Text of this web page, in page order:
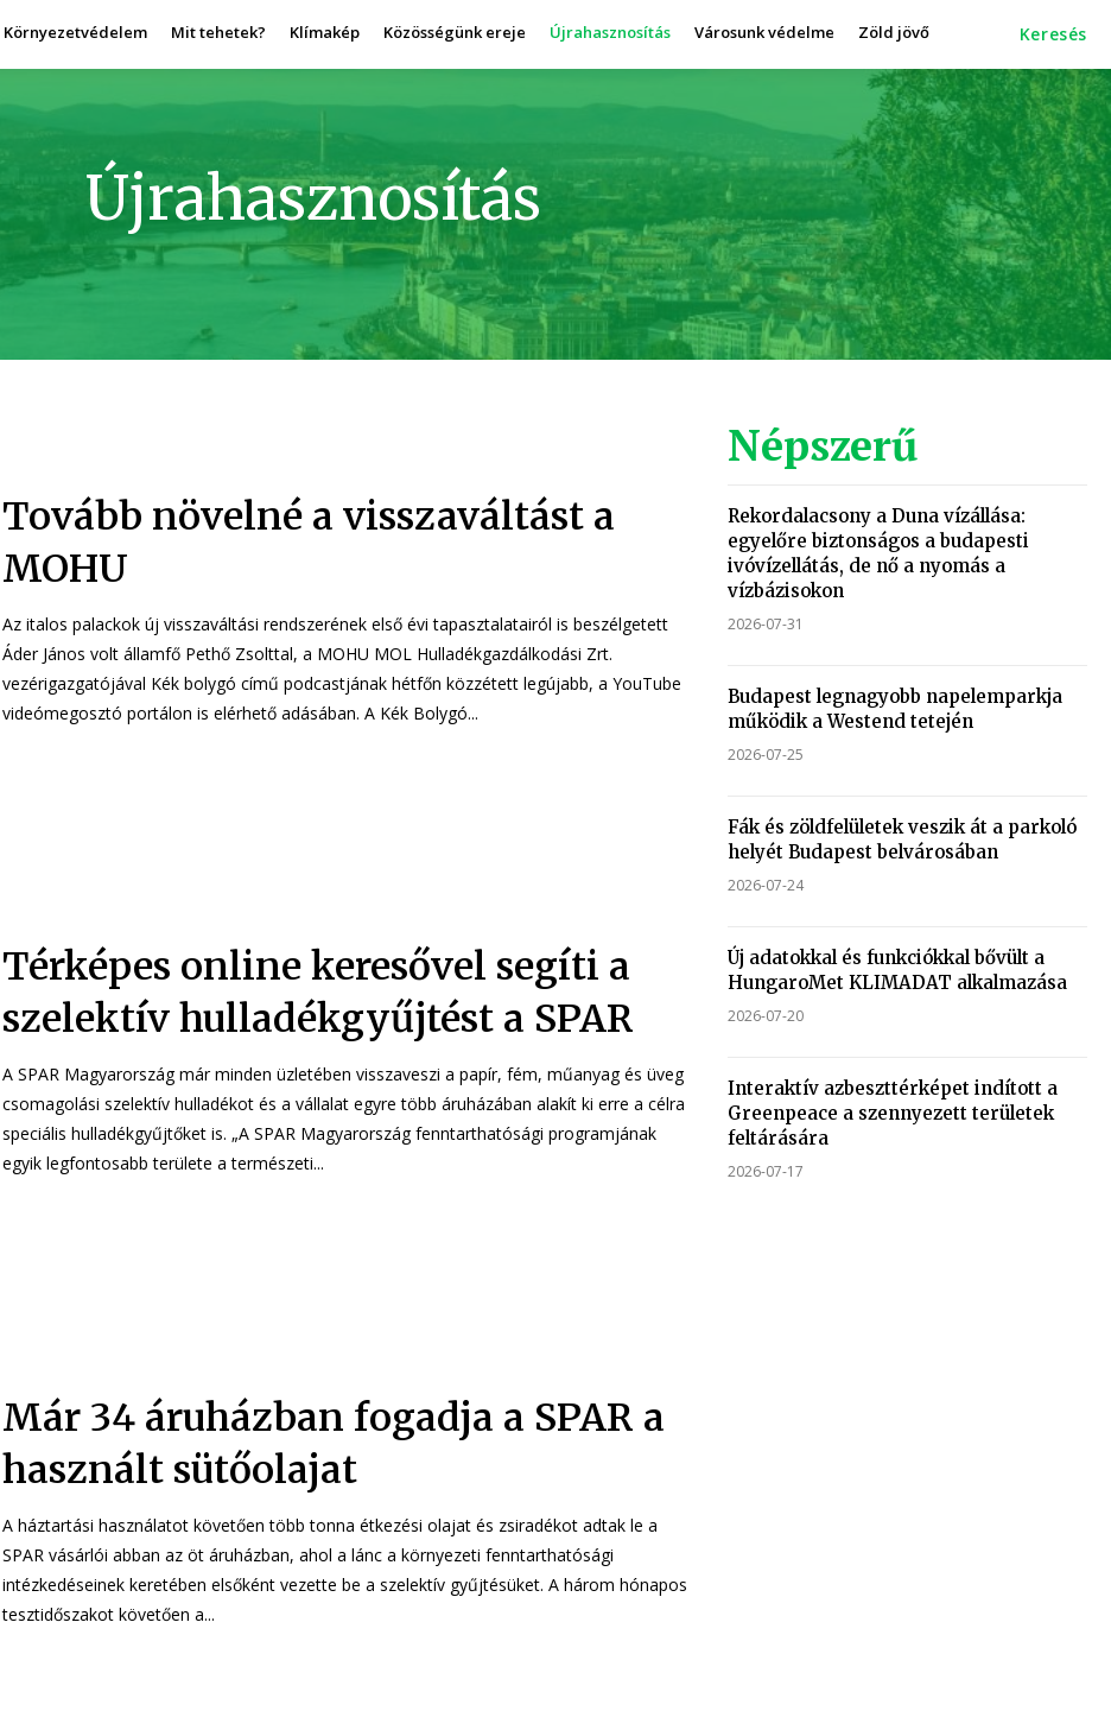
Környezetvédelem Mit tehetek? Klímakép Közösségünk ereje Újrahasznosítás Városunk védelme Zöld jövő Keresés
Újrahasznosítás
Tovább növelné a visszaváltást a
MOHU
Az italos palackok új visszaváltási rendszerének első évi tapasztalatairól is beszélgetett
Áder János volt államfő Pethő Zsolttal, a MOHU MOL Hulladékgazdálkodási Zrt.
vezérigazgatójával Kék bolygó című podcastjának hétfőn közzétett legújabb, a YouTube
videómegosztó portálon is elérhető adásában. A Kék Bolygó...
Térképes online keresővel segíti a
szelektív hulladékgyűjtést a SPAR
A SPAR Magyarország már minden üzletében visszaveszi a papír, fém, műanyag és üveg
csomagolási szelektív hulladékot és a vállalat egyre több áruházában alakít ki erre a célra
speciális hulladékgyűjtőket is. „A SPAR Magyarország fenntarthatósági programjának
egyik legfontosabb területe a természeti...
Már 34 áruházban fogadja a SPAR a
használt sütőolajat
A háztartási használatot követően több tonna étkezési olajat és zsiradékot adtak le a
SPAR vásárlói abban az öt áruházban, ahol a lánc a környezeti fenntarthatósági
intézkedéseinek keretében elsőként vezette be a szelektív gyűjtésüket. A három hónapos
tesztidőszakot követően a...
Népszerű
Rekordalacsony a Duna vízállása:
egyelőre biztonságos a budapesti
ivóvízellátás, de nő a nyomás a
vízbázisokon
2026-07-31
Budapest legnagyobb napelemparkja
működik a Westend tetején
2026-07-25
Fák és zöldfelületek veszik át a parkoló
helyét Budapest belvárosában
2026-07-24
Új adatokkal és funkciókkal bővült a
HungaroMet KLIMADAT alkalmazása
2026-07-20
Interaktív azbeszttérképet indított a
Greenpeace a szennyezett területek
feltárására
2026-07-17